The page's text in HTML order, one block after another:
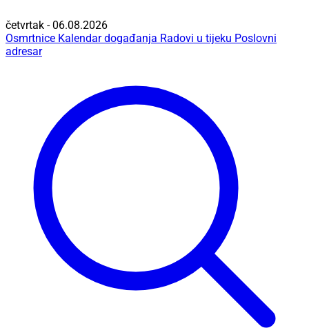
četvrtak - 06.08.2026
Osmrtnice Kalendar događanja Radovi u tijeku Poslovni
adresar